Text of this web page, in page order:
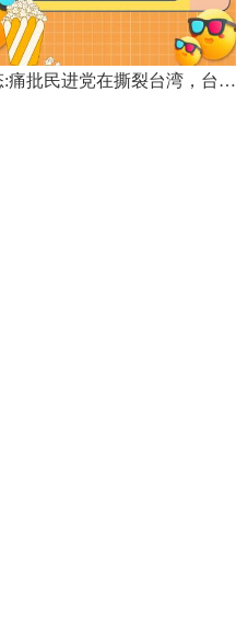
全球动态:痛批民进党在撕裂台湾，台媒体人预测绿营将推更多撒币政策